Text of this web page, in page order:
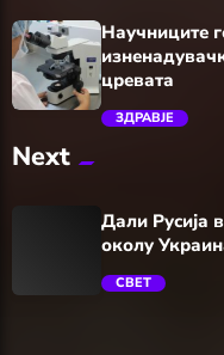
Научниците
цревата
ЗДРАВЈЕ
Next
Дали Русија
околу
СВЕТ